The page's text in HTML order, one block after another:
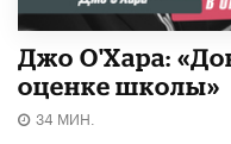
Джо О'Хара:
оценке школы»
34 МИН.